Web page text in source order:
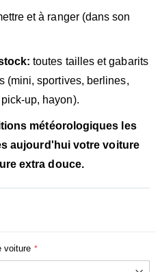
et à ranger (dans son
toutes tailles et gabarits
(mini, sportives, berlines,
up, hayon).
météorologiques les
aujourd'hui votre voiture
extra douce.
voiture